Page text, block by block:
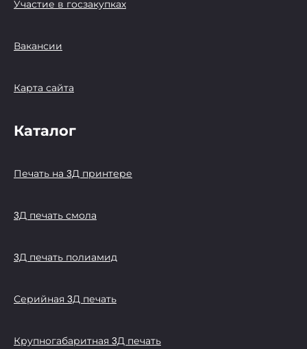
Участие в госзакупках
Вакансии
Карта сайта
Каталог
Печать на 3Д принтере
3Д печать смола
3Д печать полиамид
Серийная 3Д печать
Крупногабаритная 3Д печать